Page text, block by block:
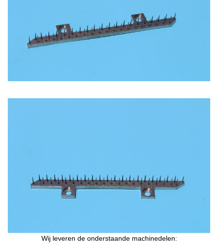
Wij leveren de onderstaande machinedelen: